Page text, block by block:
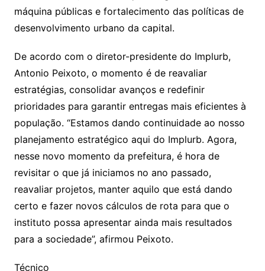
máquina públicas e fortalecimento das políticas de
desenvolvimento urbano da capital.
De acordo com o diretor-presidente do Implurb,
Antonio Peixoto, o momento é de reavaliar
estratégias, consolidar avanços e redefinir
prioridades para garantir entregas mais eficientes à
população. “Estamos dando continuidade ao nosso
planejamento estratégico aqui do Implurb. Agora,
nesse novo momento da prefeitura, é hora de
revisitar o que já iniciamos no ano passado,
reavaliar projetos, manter aquilo que está dando
certo e fazer novos cálculos de rota para que o
instituto possa apresentar ainda mais resultados
para a sociedade”, afirmou Peixoto.
Técnico